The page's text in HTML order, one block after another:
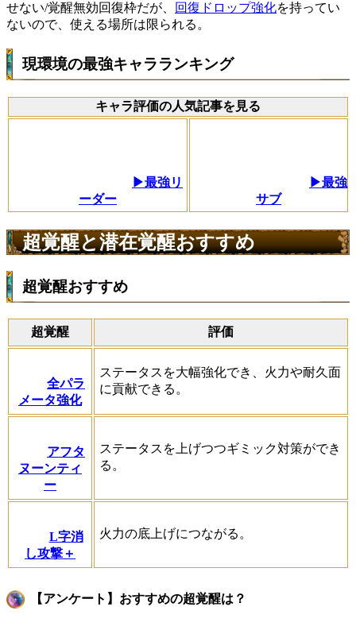
せない/覚醒無効回復枠だが、
回復ドロップ強化を持ってい
ないので、使える場所は限られる。
現環境の最強キャラランキング
キャラ評価の人気記事を見る
▶最強リ
ーダー
▶最強
サブ
超覚醒と潜在覚醒おすすめ
超覚醒おすすめ
超覚醒 評価
全パラ
メータ強化
ステータスを大幅強化でき、火力や耐久面
に貢献できる。
アフタ
ヌーンティ
ー
ステータスを上げつつギミック対策ができ
る。
L字消
し攻撃＋
火力の底上げにつながる。
【アンケート】おすすめの超覚醒は？